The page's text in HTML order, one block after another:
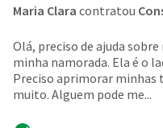
Maria Clara contratou
Olá, preciso de ajuda
minha namorada. Ela é o
Preciso aprimorar minhas
muito. Alguem pode me...